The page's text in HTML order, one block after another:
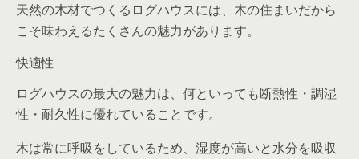
天然の木材でつくるログハウスには、木の住まいだから
こそ味わえるたくさんの魅力があります。
快適性
ログハウスの最大の魅力は、何といっても断熱性・調湿
性・耐久性に優れていることです。
木は常に呼吸をしているため、湿度が高いと水分を吸収